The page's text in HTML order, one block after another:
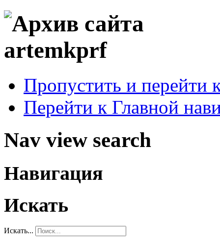
Пропустить и перейти
Перейти к Главной
Nav view search
Навигация
Искать
Искать...